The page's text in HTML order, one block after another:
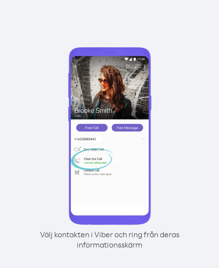
Välj kontakten i Viber och ring från deras
informationsskärm